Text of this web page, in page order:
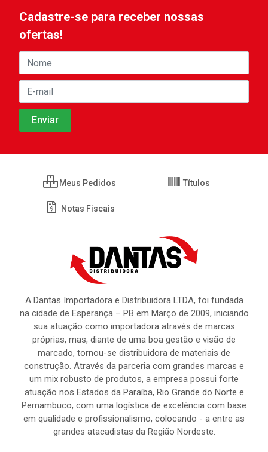
Cadastre-se para receber nossas
ofertas!
Meus Pedidos Títulos
Notas Fiscais
A Dantas Importadora e Distribuidora LTDA, foi fundada
na cidade de Esperança – PB em Março de 2009, iniciando
sua atuação como importadora através de marcas
próprias, mas, diante de uma boa gestão e visão de
marcado, tornou-se distribuidora de materiais de
construção. Através da parceria com grandes marcas e
um mix robusto de produtos, a empresa possui forte
atuação nos Estados da Paraíba, Rio Grande do Norte e
Pernambuco, com uma logística de excelência com base
em qualidade e profissionalismo, colocando - a entre as
grandes atacadistas da Região Nordeste.